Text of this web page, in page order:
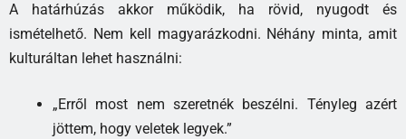
A határhúzás akkor működik, ha rövid, nyugodt és
ismételhető. Nem kell magyarázkodni. Néhány minta, amit
kulturáltan lehet használni:
„Erről most nem szeretnék beszélni. Tényleg azért
jöttem, hogy veletek legyek.”